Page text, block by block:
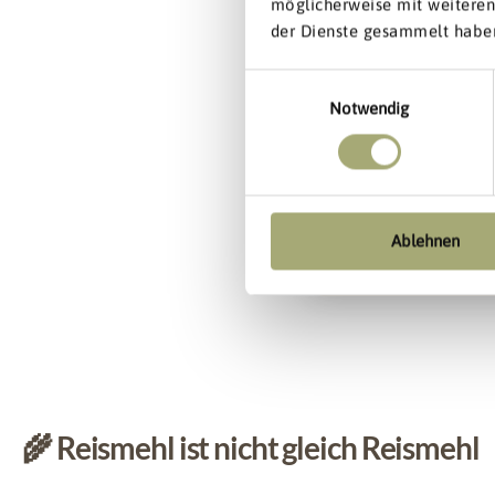
möglicherweise mit
der Dienste gesammelt
Notwendig
Ablehnen
🌾 Reismehl ist nicht gleich Reismehl
Email